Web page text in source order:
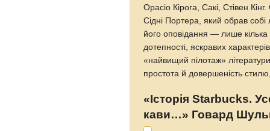
Орасіо Кірога, Сакі, Стівен
Сідні Портера, який обрав
його оповідання — лише кілька
дотепності, яскравих
«найвищий пілотаж»
простота й довершеність
«Історія Starbucks.
кави…» Говард